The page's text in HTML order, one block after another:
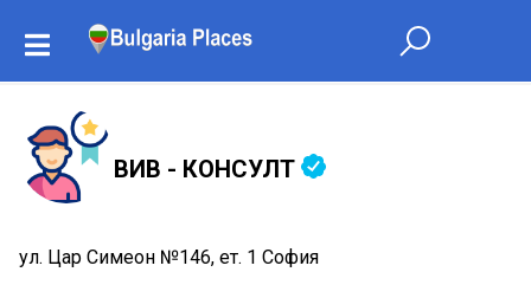
ВИВ - КОНСУЛТ
ул. Цар Симеон №146, ет. 1 София